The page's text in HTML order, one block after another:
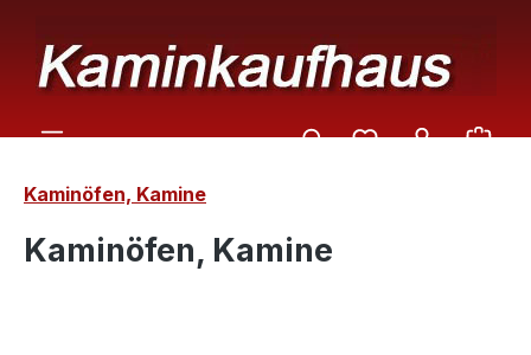
Kaminöfen, Kamine
Kaminöfen, Kamine